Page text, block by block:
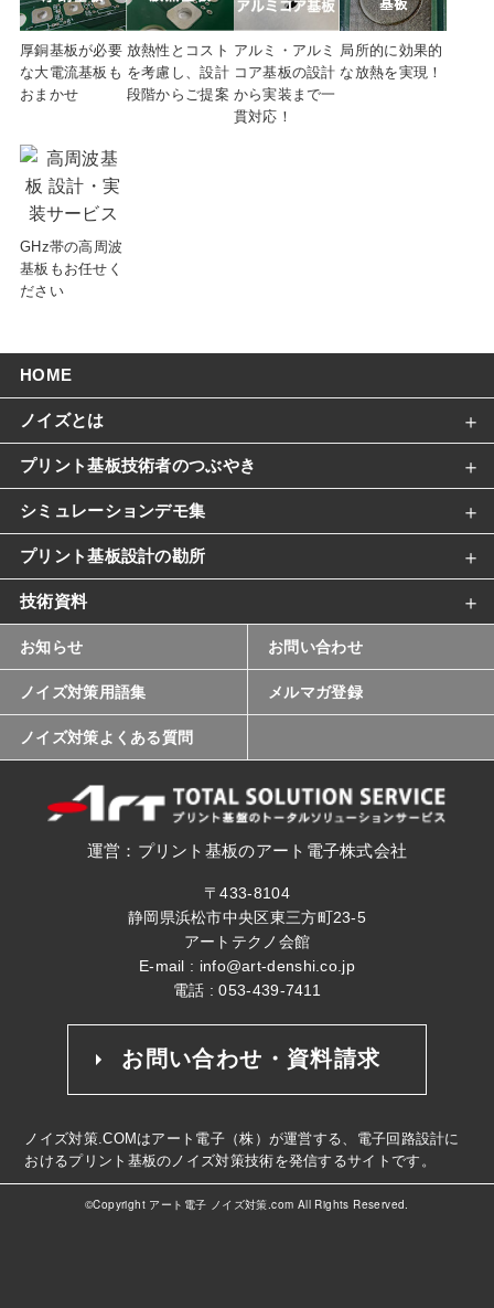
厚銅基板が必要
な大電流基板も
おまかせ
放熱性とコスト
を考慮し、設計
段階からご提案
アルミ・アルミ
コア基板の設計
から実装まで一
貫対応！
局所的に効果的
な放熱を実現！
GHz帯の高周波
基板もお任せく
ださい
HOME
ノイズとは
プリント基板技術者のつぶやき
シミュレーションデモ集
プリント基板設計の勘所
技術資料
お知らせ お問い合わせ
ノイズ対策用語集 メルマガ登録
ノイズ対策よくある質問
運営：プリント基板のアート電子株式会社
〒433-8104
静岡県浜松市中央区東三方町23-5
アートテクノ会館
E-mail : info@art-denshi.co.jp
電話 :053-439-7411
お問い合わせ・資料請求
ノイズ対策.COMはアート電子（株）が運営する、電子回路設計に
おけるプリント基板のノイズ対策技術を発信するサイトです。
©Copyright アート電子 ノイズ対策.com All Rights Reserved.